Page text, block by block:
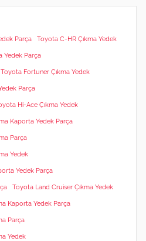
Parça Toyota C-HR Çıkma Yedek
Yedek Parça
Toyota Fortuner Çıkma Yedek
Parça
Hi-Ace Çıkma Yedek
Kaporta Yedek Parça
Parça
Yedek
Yedek Parça
Toyota Land Cruiser Çıkma Yedek
Kaporta Yedek Parça
Parça
Yedek